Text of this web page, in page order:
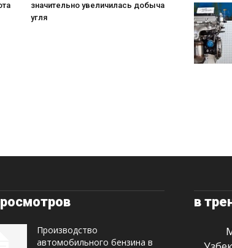
значительно увеличилась добыча
угля
Производство
автомобильного бензина в
в